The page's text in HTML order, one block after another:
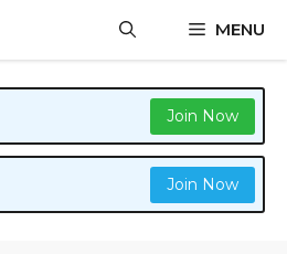
MENU
Join Now
Join Now